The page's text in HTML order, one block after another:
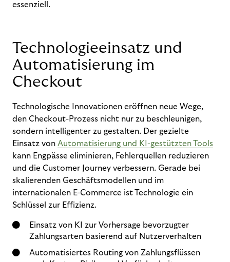
essenziell.
Technologieeinsatz und
Automatisierung im
Checkout
Technologische Innovationen eröffnen neue Wege,
den Checkout-Prozess nicht nur zu beschleunigen,
sondern intelligenter zu gestalten. Der gezielte
Einsatz von Automatisierung und KI-gestützten Tools
kann Engpässe eliminieren, Fehlerquellen reduzieren
und die Customer Journey verbessern. Gerade bei
skalierenden Geschäftsmodellen und im
internationalen E-Commerce ist Technologie ein
Schlüssel zur Effizienz.
Einsatz von KI zur Vorhersage bevorzugter
Zahlungsarten basierend auf Nutzerverhalten
Automatisiertes Routing von Zahlungsflüssen